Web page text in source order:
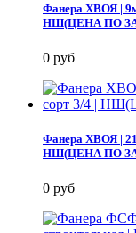
Фанера ХВОЯ |
НШ(ЦЕНА ПО
0 руб
Фанера ХВОЯ |
НШ(ЦЕНА ПО
0 руб